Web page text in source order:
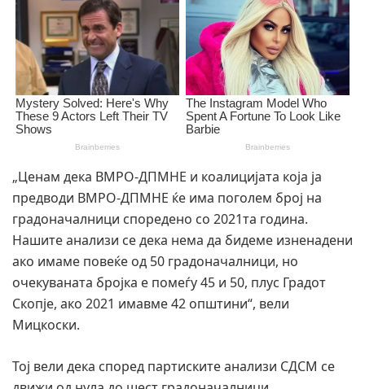
„Ценам дека ВМРО-ДПМНЕ и коалицијата која ја
предводи ВМРО-ДПМНЕ ќе има поголем број на
градоначалници споредено со 2021та година.
Нашите анализи се дека нема да бидеме изненадени
ако имаме повеќе од 50 градоначалници, но
очекуваната бројка е помеѓу 45 и 50, плус Градот
Скопје, ако 2021 имавме 42 општини“, вели
Мицкоски.
Тој вели дека според партиските анализи СДСМ се